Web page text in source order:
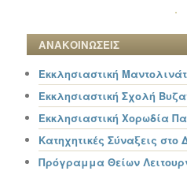
ΑΝΑΚΟΙΝΩΣΕΙΣ
Εκκλησιαστική
Εκκλησιαστική Σχολή
Εκκλησιαστική Χορωδία
Κατηχητικές Σύναξεις στο
Πρόγραμμα Θείων